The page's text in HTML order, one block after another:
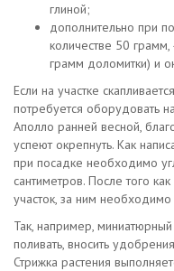
глиной;
дополнительно при
количестве 50
грамм доломитки) и
Если на участке
потребуется оборудовать
Аполло ранней весной,
успеют окрепнуть. Как
при посадке необходимо
сантиметров. После того
участок, за ним необходимо
Так, например,
поливать, вносить
Стрижка растения